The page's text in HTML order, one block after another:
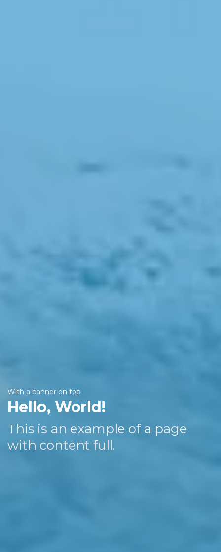
With a banner on top
Hello, World!
This is an example of a page
with content full.